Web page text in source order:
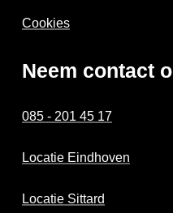
Cookies
Neem contact
085 - 201 45 17
Locatie Eindhoven
Locatie Sittard